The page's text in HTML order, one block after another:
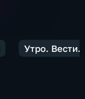
Утро. Вести.